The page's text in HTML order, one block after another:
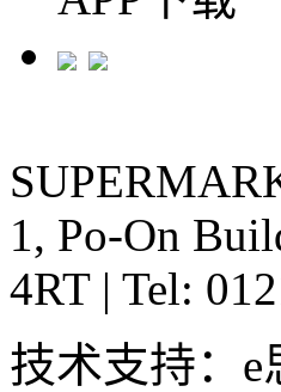
1, Po-On
4RT | Tel:
技术支持：e